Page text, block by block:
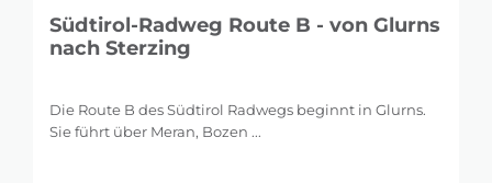
Südtirol-Radweg Route B - von Glurns
nach Sterzing
Die Route B des Südtirol Radwegs beginnt in Glurns.
Sie führt über Meran, Bozen ...